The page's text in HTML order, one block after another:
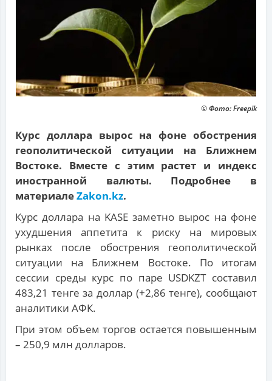
© Фото: Freepik
Курс доллара вырос на фоне обострения
геополитической ситуации на Ближнем
Востоке. Вместе с этим растет и индекс
иностранной валюты. Подробнее в
материалеZakon.kz.
Курс доллара на KASE заметно вырос на фоне
ухудшения аппетита к риску на мировых
рынках после обострения геополитической
ситуации на Ближнем Востоке. По итогам
сессии среды курс по паре USDKZT составил
483,21 тенге за доллар (+2,86 тенге), сообщают
аналитики АФК.
При этом объем торгов остается повышенным
– 250,9 млн долларов.